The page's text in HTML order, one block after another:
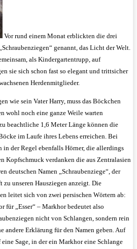
Vor rund einem Monat erblickten die drei
genannt, das Licht der Welt.
als Kindergartentrupp, auf
sie sich schon fast so elegant und trittsicher
Herdenmitglieder.
wie sein Vater Harry, muss das Böckchen
wohl noch eine ganze Weile warten
beachtliche 1,6 Meter Länge können die
im Laufe ihres Lebens erreichen. Bei
in der Regel ebenfalls Hörner, die allerdings
Kopfschmuck verdanken die aus Zentralasien
deutschen Namen „Schraubenziege“, der
zu unseren Hausziegen anzeigt. Die
leitet sich von zwei persischen Wörtern ab:
für „Esser“ – Markhor bedeutet also
nicht von Schlangen, sondern rein
andere Erklärung für den Namen geben. Auf
Sage, in der ein Markhor eine Schlange